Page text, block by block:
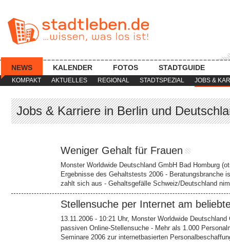
KOMPAKT AKTUELLES REGIONAL STADTSPEZIAL JOBS &
NEWS KALENDER FOTOS STADTGUIDE
Jobs & Karriere in Berlin und
Weniger Gehalt für Frauen
Monster Worldwide Deutschland GmbH Bad Homburg
Ergebnisse des Gehaltstests 2006 - Beratungsbranche
zahlt sich aus - Gehaltsgefälle Schweiz/Deutschland
Stellensuche per Internet am
13.11.2006 - 10:21 Uhr, Monster Worldwide
passiven Online-Stellensuche - Mehr als 1.000
Seminare 2006 zur internetbasierten